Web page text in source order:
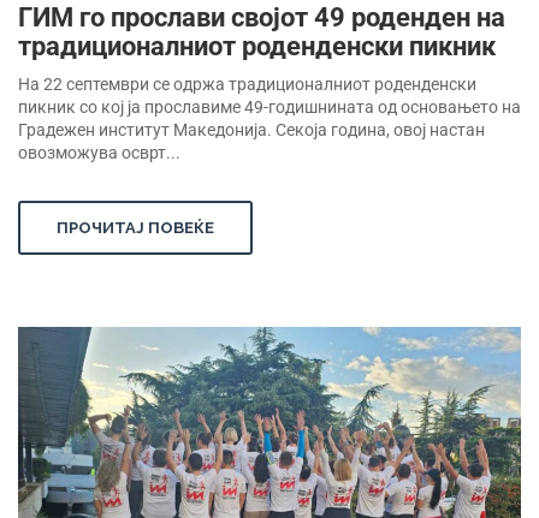
ГИМ го прослави својот 49 роденден на
традиционалниот роденденски пикник
На 22 септември се одржа традиционалниот роденденски
пикник со кој ја прославиме 49-годишнината од основањето на
Градежен институт Македонија. Секоја година, овој настан
овозможува осврт...
ПРОЧИТАЈ ПОВЕЌЕ